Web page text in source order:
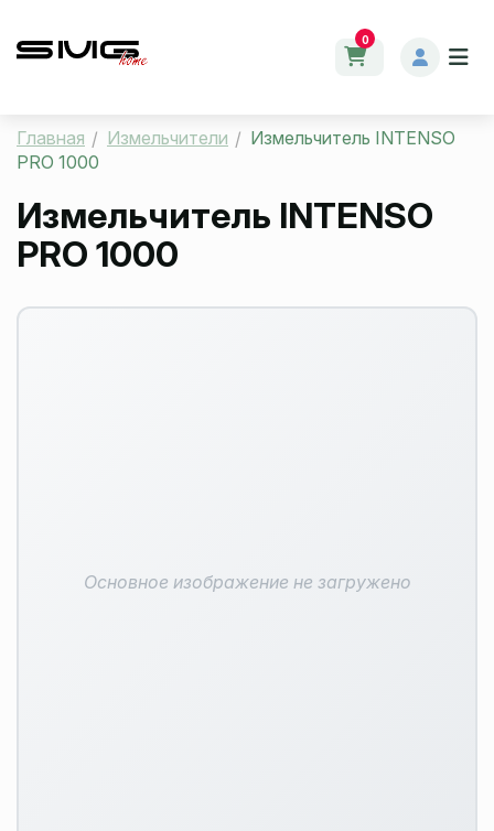
0
Главная Измельчители
Измельчитель INTENSO
PRO 1000
Измельчитель INTENSO
PRO 1000
Основное изображение не загружено